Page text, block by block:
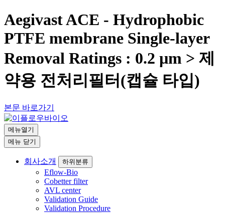
Aegivast ACE - Hydrophobic
PTFE membrane Single-layer
Removal Ratings : 0.2 µm > 제
약용 전처리필터(캡슐 타입)
본문 바로가기
메뉴열기
메뉴 닫기
회사소개 하위분류
Eflow-Bio
Cobetter filter
AVL center
Validation Guide
Validation Procedure